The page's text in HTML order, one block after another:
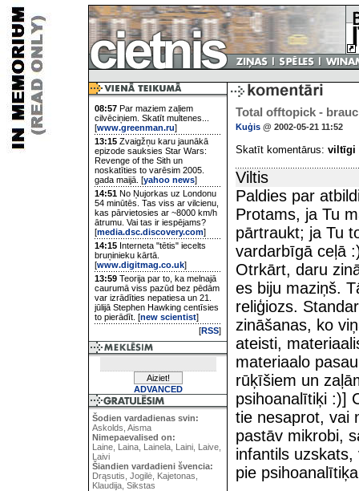
08:57 Par maziem zaļiem
cilvēciņiem. Skatīt multenes...
[www.greenman.ru]
13:15 Zvaigžņu karu jaunākā
epizode sauksies Star Wars:
Revenge of the Sith un
noskatīties to varēsim 2005.
gada maijā. [yahoo news]
14:51 No Ņujorkas uz Londonu
54 minūtēs. Tas viss ar vilcienu,
kas pārvietosies ar ~8000 km/h
ātrumu. Vai tas ir iespējams?
[media.dsc.discovery.com]
14:15 Interneta "tētis" iecelts
bruņinieku kārtā.
[www.digitmag.co.uk]
13:59 Teorija par to, ka melnajā
caurumā viss pazūd bez pēdām
var izrādīties nepatiesa un 21.
jūlijā Stephen Hawking centīsies
to pierādīt. [new scientist]
[RSS]
ADVANCED
Šodien vardadienas svin:
Askolds, Aisma
Nimepaevalised on:
Laine, Laina, Lainela, Laini, Laive,
Laivi
Šiandien vardadieni švencia:
Drąsutis, Jogilė, Kajetonas,
Klaudija, Sikstas
Total offtopick -
Kuģis @ 2002-05-21 11:52
Skatīt komentārus: viltīgi
Viltis
Paldies par
Protams, ja Tu
pārtraukt; ja Tu
vardarbīgā ceļā
Otrkārt, daru
es biju maziņš.
reliģiozs.
zināšanas, ko
ateisti,
materiaalo
rūķīšiem un
psihoanalītiķi :)]
tie nesaprot, vai
pastāv mikrobi,
infantils
pie